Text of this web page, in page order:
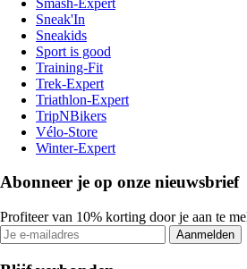
Sneak'In
Sneakids
Sport is good
Training-Fit
Trek-Expert
Triathlon-Expert
TripNBikers
Vélo-Store
Winter-Expert
Abonneer je op onze nieuwsbrief
Profiteer van 10% korting door je aan te
Aanmelden